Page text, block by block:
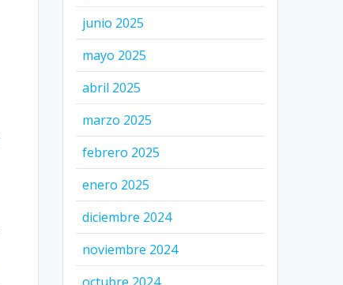
junio 2025
mayo 2025
abril 2025
marzo 2025
febrero 2025
enero 2025
diciembre 2024
noviembre 2024